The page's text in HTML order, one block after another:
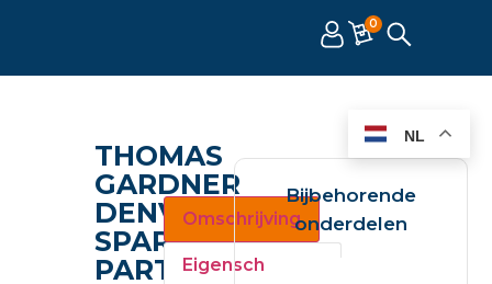
0
THOMAS
GARDNER
DENVER
SPARE
PART
Omschrijving
Eigenschappen
Bijbehorende
onderdelen
NL